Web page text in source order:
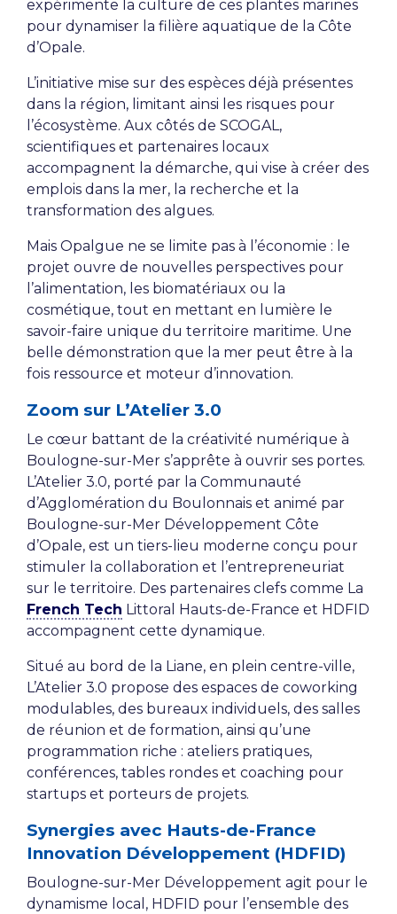
expérimente la culture de ces plantes marines
pour dynamiser la filière aquatique de la Côte
d’Opale.
L’initiative mise sur des espèces déjà présentes
dans la région, limitant ainsi les risques pour
l’écosystème. Aux côtés de SCOGAL,
scientifiques et partenaires locaux
accompagnent la démarche, qui vise à créer des
emplois dans la mer, la recherche et la
transformation des algues.
Mais Opalgue ne se limite pas à l’économie : le
projet ouvre de nouvelles perspectives pour
l’alimentation, les biomatériaux ou la
cosmétique, tout en mettant en lumière le
savoir-faire unique du territoire maritime. Une
belle démonstration que la mer peut être à la
fois ressource et moteur d’innovation.
Zoom sur L’Atelier 3.0
Le cœur battant de la créativité numérique à
Boulogne-sur-Mer s’apprête à ouvrir ses portes.
L’Atelier 3.0, porté par la Communauté
d’Agglomération du Boulonnais et animé par
Boulogne-sur-Mer Développement Côte
d’Opale, est un tiers-lieu moderne conçu pour
stimuler la collaboration et l’entrepreneuriat
sur le territoire. Des partenaires clefs comme La
French Tech Littoral Hauts-de-France et HDFID
accompagnent cette dynamique.
Situé au bord de la Liane, en plein centre-ville,
L’Atelier 3.0 propose des espaces de coworking
modulables, des bureaux individuels, des salles
de réunion et de formation, ainsi qu’une
programmation riche : ateliers pratiques,
conférences, tables rondes et coaching pour
startups et porteurs de projets.
Synergies avec Hauts-de-France
Innovation Développement (HDFID)
Boulogne-sur-Mer Développement agit pour le
dynamisme local, HDFID pour l’ensemble des